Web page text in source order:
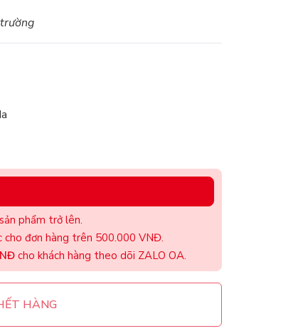
phẩm trở lên.
cho đơn hàng trên 500.000 VNĐ.
cho khách hàng theo dõi ZALO OA.
HÀNG